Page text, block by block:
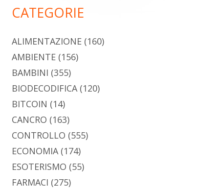
CATEGORIE
ALIMENTAZIONE (160)
AMBIENTE (156)
BAMBINI (355)
BIODECODIFICA (120)
BITCOIN (14)
CANCRO (163)
CONTROLLO (555)
ECONOMIA (174)
ESOTERISMO (55)
FARMACI (275)